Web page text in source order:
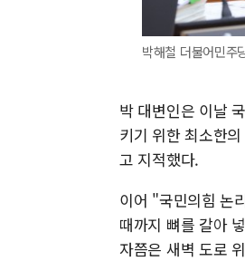
박해철 더불어민주
박 대변인은 이날
키기 위한 최소한
고 지적했다.
이어 "국민의힘 논
때까지 뼈를 갈아
자쯤은 새벽 도로